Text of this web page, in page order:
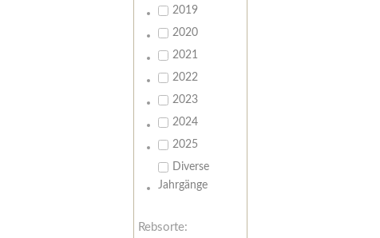
2019
2020
2021
2022
2023
2024
2025
Diverse
Jahrgänge
Rebsorte: